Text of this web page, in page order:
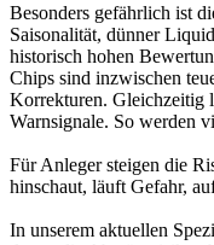
Besonders gefährlich ist
Saisonalität, dünner
historisch hohen
Chips sind inzwischen
Korrekturen. Gleichzeitig
Warnsignale. So werden
Für Anleger steigen die
hinschaut, läuft Gefahr,
In unserem aktuellen